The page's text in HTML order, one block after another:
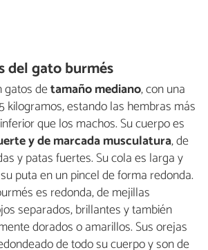
del gato burmés
gatos detamaño mediano, con una
kilogramos, estando las hembras más
que los machos. Su cuerpo es
y de marcada musculatura, de
y patas fuertes. Su cola es larga y
puta en un pincel de forma redonda.
es redonda, de mejillas
separados, brillantes y también
dorados o amarillos. Sus orejas
de todo su cuerpo y son de